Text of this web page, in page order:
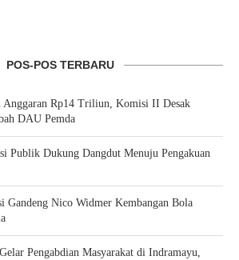
POS-POS TERBARU
Anggaran Rp14 Triliun, Komisi II Desak
DAU Pemda
Publik Dukung Dangdut Menuju Pengakuan
Gandeng Nico Widmer Kembangan Bola
Pengabdian Masyarakat di Indramayu,